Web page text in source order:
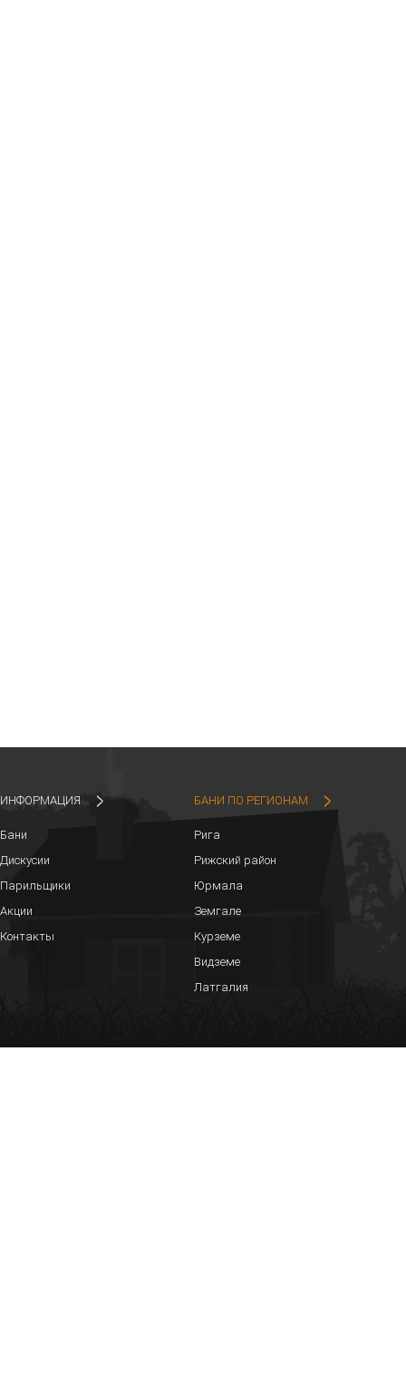
ИНФОРМАЦИЯ
Бани
Дискусии
Парильщики
Акции
Контакты
БАНИ ПО РЕГИОНАМ
Рига
Рижский район
Юрмала
Земгале
Курземе
Видземе
Латгалия